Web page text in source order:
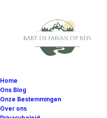
Home
Ons Blog
Onze Bestemmingen
Over ons